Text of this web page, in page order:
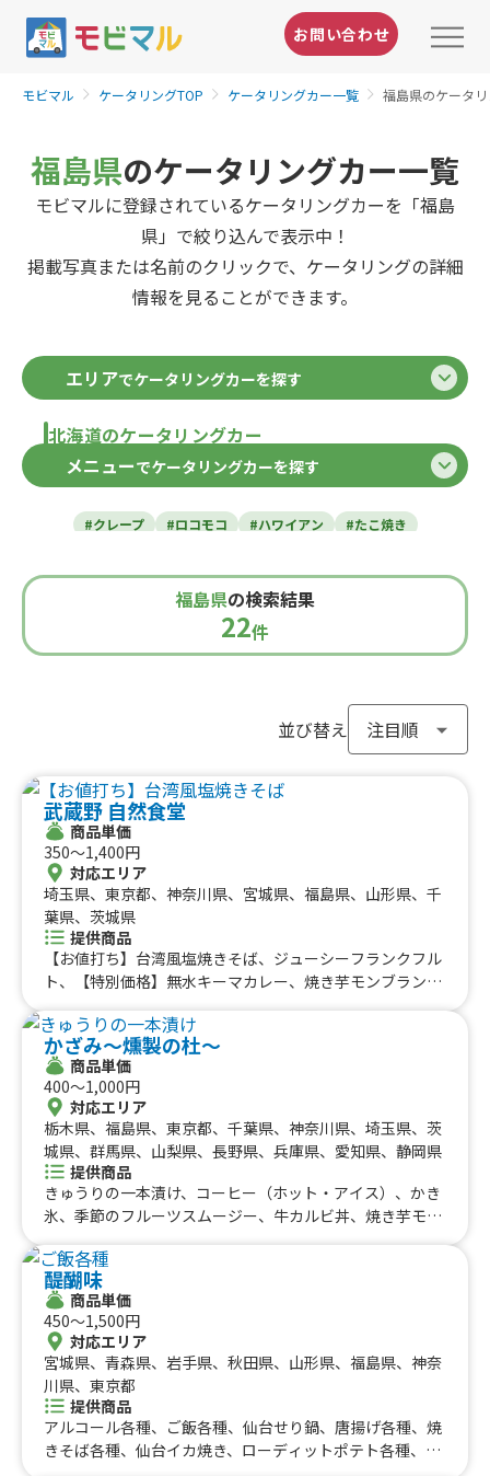
お問い合わせ
モビマル ケータリングTOP ケータリングカー一覧 福島県のケータ
福島県のケータリングカー一覧
モビマルに登録されているケータリングカーを「福島
県」で絞り込んで表示中！
掲載写真または名前のクリックで、ケータリングの詳細
情報を見ることができます。
エリアでケータリングカーを探す
北海道のケータリングカー
北海道
関東のケータリングカー
埼玉県栃木県
北信越のケータリングカー
東海のケータリングカー
愛知県静岡県三重県岐阜県
中国のケータリングカー
鳥取県島根県岡山県広島県山口県
四国のケータリングカー
徳島県香川県愛媛県高知県
九州のケータリングカー
福岡県 佐賀県長崎県熊本県
沖縄のケータリングカー
沖縄県
メニューでケータリングカーを探す
#クレープ #ロコモコ #ハワイアン
#たこ焼き
#餃子・小籠包
#唐揚げ #ドリンク
#タピオカ
#イタリアン #カレー
#ケバブ #コーヒー
#タコライス
#焼きそば
#焼き鳥
#おにぎり
#ワッフル
#フルーツサンド
#ローストビーフ
#アイスクリーム
#クリームソーダ
#ケーキ
#クロッフル #モンブラン #お弁当
#パフェ
#フルーツジュース
#海鮮
#和菓子 #和食 #ご当地グルメ
#串焼き
#流行グルメ
#丼ぶり #台湾料理
#ベトナム料理
#りんご飴・フルーツ飴
#アサイーボウル
福島県の検索結果
22件
並び替え
武蔵野 自然食堂
商品単価
350〜1,400円
対応エリア
埼玉県、東京都、神奈川県、宮城県、福島県、山形県、千
葉県、茨城県
提供商品
【お値打ち】台湾風塩焼きそば、ジューシーフランクフル
ト、【特別価格】無水キーマカレー、焼き芋モンブランの
ーグ弁当、はちみつレモンのブルーレモネード、みかんと
ヨーグルトのフローズンスムージー、みかん氷、王道かき
氷、うまトマ＆特製タルタルのWソースハンバーグベント
ー、熱狂メープルバターチキンサンド、熱狂チキン南蛮ベ
ントー、熱狂チキン＆フリッツ、畑メシ 染み旨 鶏と旬野
菜の一杯、畑メシ 和パオライス、畑メシ 野菜溶け込む旨
トマキーマカレー、ソフトクリーム、むらさきいもチョコ
ソフト、モンブラン塩バターソフト、OIMOベリーブリュ
レクレープ、パリトロ・ロイヤルクレープ、やきいもモン
Y、BIG!? 焼きいもカレーパン、ひとくち焼きいもブリュ
レ、ひとくち焼きいも、ごろごろタルタルのチョップドチ
キン【R サイズ】、ごろごろタルタルのチョップドチキン
【L サイズ】、チーズステーキサンド＆チップス、山形GA
RIもも氷
かざみ～燻製の杜～
商品単価
400〜1,000円
対応エリア
栃木県、福島県、東京都、千葉県、神奈川県、埼玉県、茨
城県、群馬県、山梨県、長野県、兵庫県、愛知県、静岡県
提供商品
きゅうりの一本漬け、コーヒー（ホット・アイス）、かき
氷、季節のフルーツスムージー、牛カルビ丼、焼き芋モン
盛りチキン＆ポテトオーロラソース、ケバブサンド、熟成
ベーコン串、スモークスペアリブ、究極のもつ煮込み、肉
巻きごはん、燻製職人ミックス焼き、しらす丼、ベーコン
ソーセージ盛り合わせ、ベーコン焼きそば
醍醐味
商品単価
450〜1,500円
対応エリア
宮城県、青森県、岩手県、秋田県、山形県、福島県、神奈
川県、東京都
提供商品
アルコール各種、ご飯各種、仙台せり鍋、唐揚げ各種、焼
きそば各種、仙台イカ焼き、ローディットポテト各種、オ